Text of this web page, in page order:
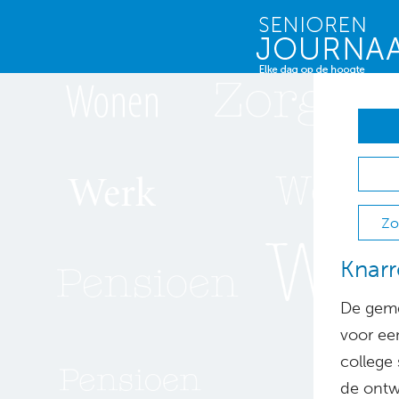
De
voor
college
de